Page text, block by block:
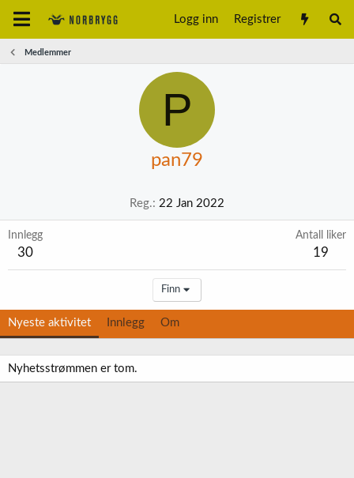
Logg inn Registrer
Medlemmer
P
pan79
Reg. 22 Jan 2022
Innlegg
30
Antall liker
19
Finn
Nyeste aktivitet Innlegg Om
Nyhetsstrømmen er tom.